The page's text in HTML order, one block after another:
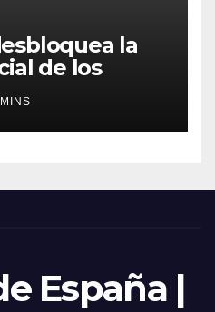
la
de los
del
España |